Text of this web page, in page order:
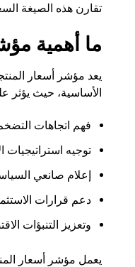
تقارن هذه الصيغة
ما أهمية
الأساسية، حيث يؤثر
فهم اتجاهات
توجيه استراتيجيات
إعلام صانعي
دعم قرارات
وتعزيز التنبؤات
يعمل مؤشر أسعار